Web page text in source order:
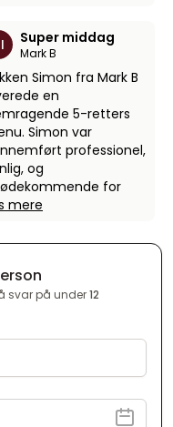
Super middag
Mark B
Simon fra Mark B
en
5-retters
Simon var
professionel,
og
for
mere
svar på under12